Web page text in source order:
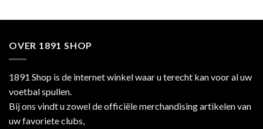
OVER 1891 SHOP
1891 Shop is de internet winkel waar u terecht kan voor al uw
voetbal spullen.
Bij ons vindt u zowel de officiële merchandising artikelen van
uw favoriete clubs,